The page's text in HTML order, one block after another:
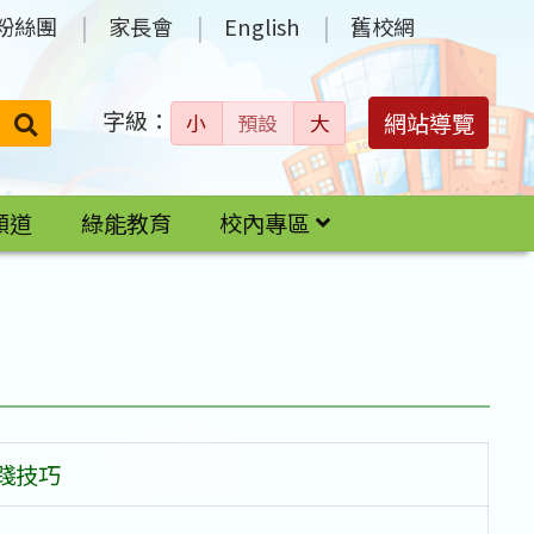
絲團 家長會 English 舊校網
搜
字級： 小 預設 大 網站導覽
道 綠能教育 校內專區
技巧